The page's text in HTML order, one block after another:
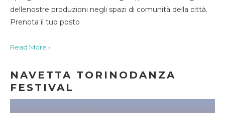
dellenostre produzioni negli spazi di comunità della città.
Prenota il tuo posto
Read More ›
NAVETTA TORINODANZA
FESTIVAL